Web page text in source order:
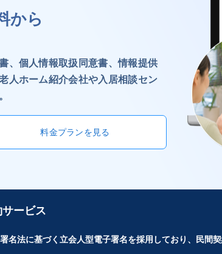
から
、個人情報取扱同意書、情報提供
人ホーム紹介会社や入居相談セン
料金プランを見る
ービス
法に基づく立会人型電子署名を採用しており、民間